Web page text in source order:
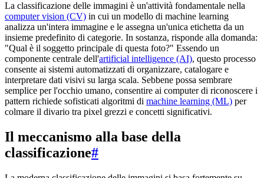
La classificazione delle immagini è un'attività fondamentale nella
computer vision (CV) in cui un modello di machine learning
analizza un'intera immagine e le assegna un'unica etichetta da un
insieme predefinito di categorie. In sostanza, risponde alla domanda:
"Qual è il soggetto principale di questa foto?" Essendo un
componente centrale dell'artificial intelligence (AI), questo processo
consente ai sistemi automatizzati di organizzare, catalogare e
interpretare dati visivi su larga scala. Sebbene possa sembrare
semplice per l'occhio umano, consentire ai computer di riconoscere i
pattern richiede sofisticati algoritmi di machine learning (ML) per
colmare il divario tra pixel grezzi e concetti significativi.
Il meccanismo alla base della
classificazione#